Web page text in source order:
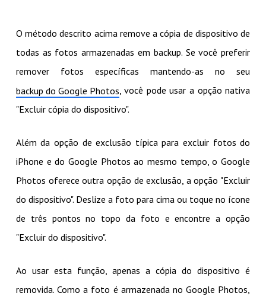
O método descrito acima remove a cópia de dispositivo de
todas as fotos armazenadas em backup. Se você preferir
remover fotos específicas mantendo-as no seu
backup do Google Photos , você pode usar a opção nativa
"Excluir cópia do dispositivo".
Além da opção de exclusão típica para excluir fotos do
iPhone e do Google Photos ao mesmo tempo, o Google
Photos oferece outra opção de exclusão, a opção "Excluir
do dispositivo". Deslize a foto para cima ou toque no ícone
de três pontos no topo da foto e encontre a opção
"Excluir do dispositivo".
Ao usar esta função, apenas a cópia do dispositivo é
removida. Como a foto é armazenada no Google Photos,